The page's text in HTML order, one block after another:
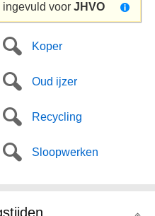
ingevuld voor JHVO
Koper
Oud ijzer
Recycling
Sloopwerken